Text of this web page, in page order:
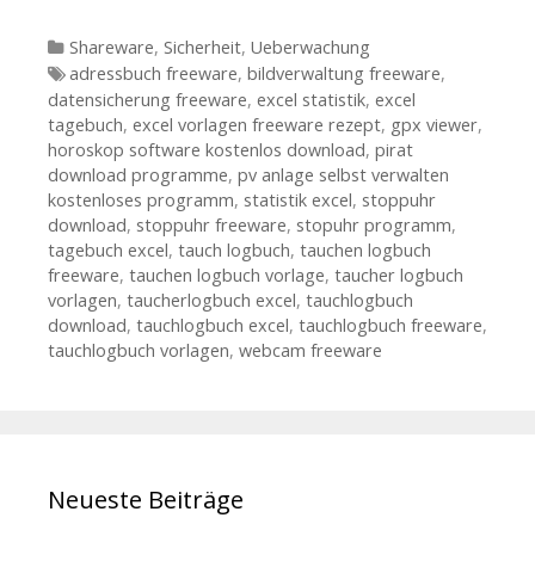
Kategorien
Shareware, Sicherheit, Ueberwachung
Tags
adressbuch freeware, bildverwaltung freeware,
datensicherung freeware, excel statistik, excel
tagebuch, excel vorlagen freeware rezept, gpx viewer,
horoskop software kostenlos download, pirat
download programme, pv anlage selbst verwalten
kostenloses programm, statistik excel, stoppuhr
download, stoppuhr freeware, stopuhr programm,
tagebuch excel, tauch logbuch, tauchen logbuch
freeware, tauchen logbuch vorlage, taucher logbuch
vorlagen, taucherlogbuch excel, tauchlogbuch
download, tauchlogbuch excel, tauchlogbuch freeware,
tauchlogbuch vorlagen, webcam freeware
Neueste Beiträge